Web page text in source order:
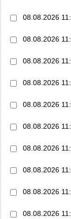
08.08.2026
08.08.2026
08.08.2026
08.08.2026
08.08.2026
08.08.2026
08.08.2026
08.08.2026
08.08.2026
08.08.2026